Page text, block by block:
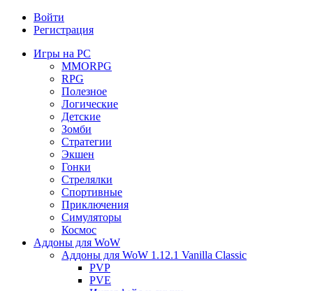
Войти
Регистрация
Игры на PC
MMORPG
RPG
Полезное
Логические
Детские
Зомби
Стратегии
Экшен
Гонки
Стрелялки
Спортивные
Приключения
Симуляторы
Космос
Аддоны для WoW
Аддоны для WoW 1.12.1 Vanilla Classic
PVP
PVE